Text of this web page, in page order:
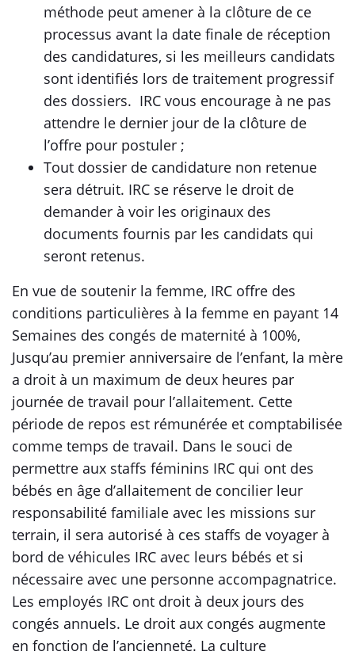
méthode peut amener à la clôture de ce
processus avant la date finale de réception
des candidatures, si les meilleurs candidats
sont identifiés lors de traitement progressif
des dossiers. IRC vous encourage à ne pas
attendre le dernier jour de la clôture de
l’offre pour postuler ;
Tout dossier de candidature non retenue
sera détruit. IRC se réserve le droit de
demander à voir les originaux des
documents fournis par les candidats qui
seront retenus.
En vue de soutenir la femme, IRC offre des
conditions particulières à la femme en payant 14
Semaines des congés de maternité à 100%,
Jusqu’au premier anniversaire de l’enfant, la mère
a droit à un maximum de deux heures par
journée de travail pour l’allaitement. Cette
période de repos est rémunérée et comptabilisée
comme temps de travail. Dans le souci de
permettre aux staffs féminins IRC qui ont des
bébés en âge d’allaitement de concilier leur
responsabilité familiale avec les missions sur
terrain, il sera autorisé à ces staffs de voyager à
bord de véhicules IRC avec leurs bébés et si
nécessaire avec une personne accompagnatrice.
Les employés IRC ont droit à deux jours des
congés annuels. Le droit aux congés augmente
en fonction de l’ancienneté. La culture